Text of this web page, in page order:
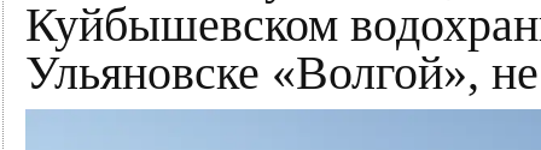
Куйбышевском
Ульяновске «Волгой»,